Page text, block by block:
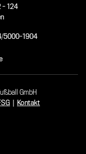
- 124
5000-1904
GmbH
Kontakt